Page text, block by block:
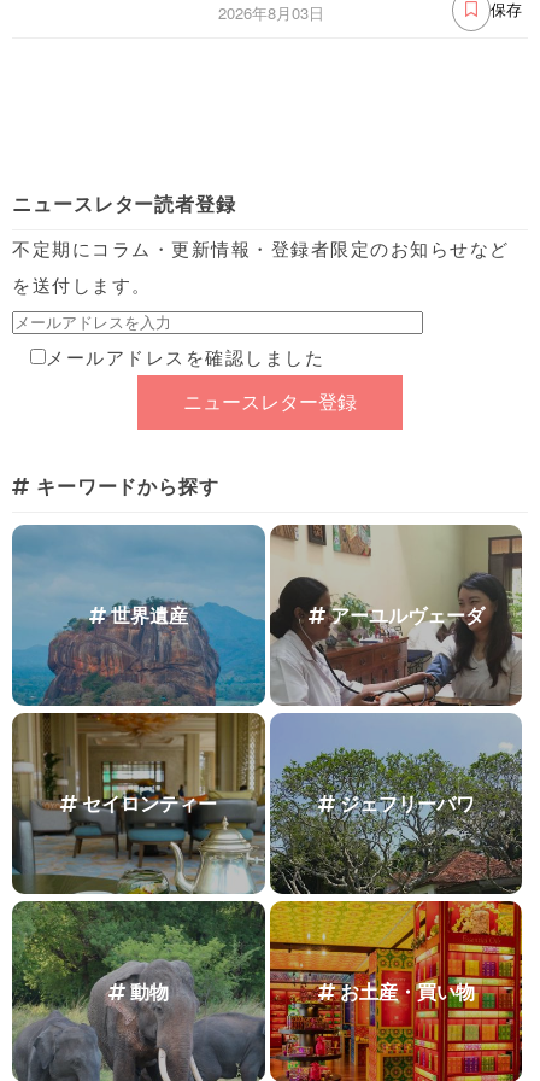
2026年8月03日 保存
ニュースレター読者登録
不定期にコラム・更新情報・登録者限定のお知らせなど
を送付します。
メールアドレスを確認しました
キーワードから探す
世界遺産 アーユルヴェーダ
セイロンティー ジェフリーバワ
動物 お土産・買い物